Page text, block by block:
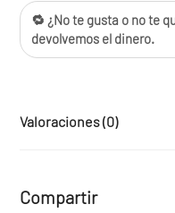
🔁 ¿No te gusta o no te
devolvemos el dinero.
Valoraciones (0)
Compartir